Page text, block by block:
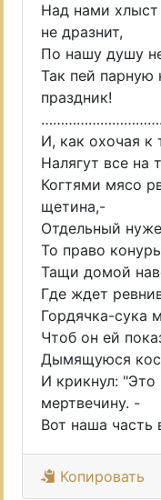
Над нами
не дразнит,
По нашу душу
Так пей парную
праздник!
И, как охочая к
Налягут все на
Когтями мясо
щетина,-
Отдельный
То право
Тащи домой
Где ждет
Гордячка-сука
Чтоб он ей
Дымящуюся
И крикнул: "Это
мертвечину. -
Вот наша часть
Копировать